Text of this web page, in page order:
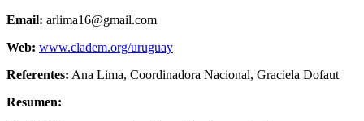
Email: arlima16@gmail.com
Web: www.cladem.org/uruguay
Referentes: Ana Lima, Coordinadora Nacional, Graciela Dofaut
Resumen: